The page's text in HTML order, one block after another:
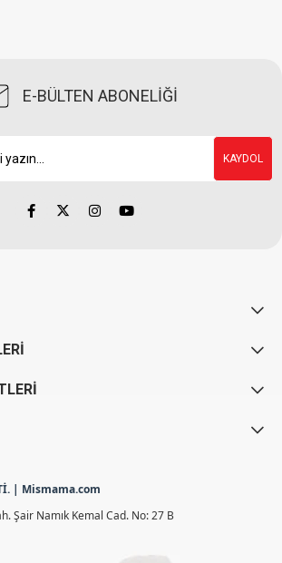
E-BÜLTEN ABONELİĞİ
KAYDOL
| Mismama.com
Şair Namık Kemal Cad. No: 27 B